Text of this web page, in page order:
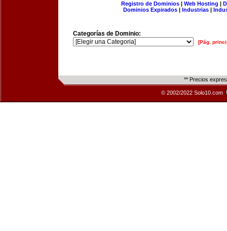
Registro de Dominios| Web Hosting |
Dominios Expirados | Industrias |
Categorías de Dominio:
[Pág.
** Precios
© 2002/2022 Solo10.com